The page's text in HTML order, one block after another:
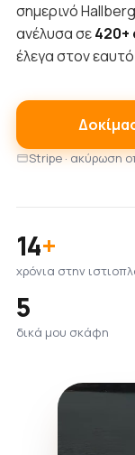
σημερινό
ανέλυσα σε420+
έλεγα στον
Stripe · ακύρωση
14+
χρόνια στην
5
δικά μου σκάφη